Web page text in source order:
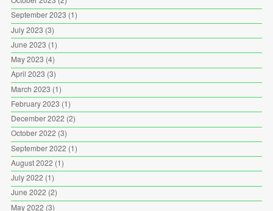
September 2023 (1)
July 2023 (3)
June 2023 (1)
May 2023 (4)
April 2023 (3)
March 2023 (1)
February 2023 (1)
December 2022 (2)
October 2022 (3)
September 2022 (1)
August 2022 (1)
July 2022 (1)
June 2022 (2)
May 2022 (3)